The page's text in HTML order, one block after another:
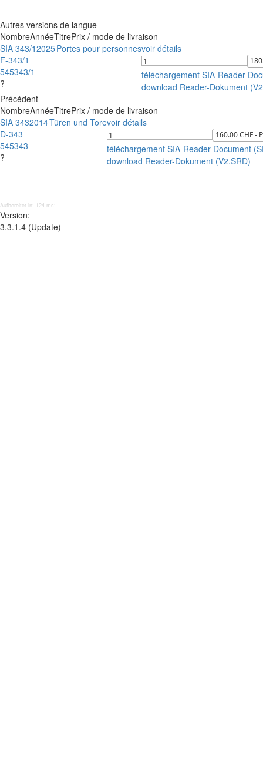
Autres versions de langue
NombreAnnéeTitrePrix / mode de livraison
SIA 343/1
F-343/1
545343/1
?
2025Portes pour personnesvoir détails
téléchargement SIA-Reader-
download Reader-Dokument
Précédent
NombreAnnéeTitrePrix / mode de livraison
SIA 343
D-343
545343
?
2014Türen und Torevoir détails
téléchargement SIA-Reader-Document
download Reader-Dokument (V2.SRD)
Aufbereitet in: 124 ms;
Version:
3.3.1.4 (Update)